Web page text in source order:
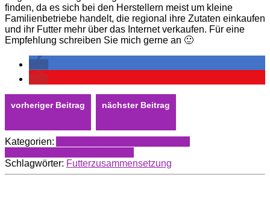
finden, da es sich bei den Herstellern meist um kleine
Familienbetriebe handelt, die regional ihre Zutaten einkaufen
und ihr Futter mehr über das Internet verkaufen. Für eine
Empfehlung schreiben Sie mich gerne an 🙂
Kategorien:
Schlagwörter: Futterzusammensetzung